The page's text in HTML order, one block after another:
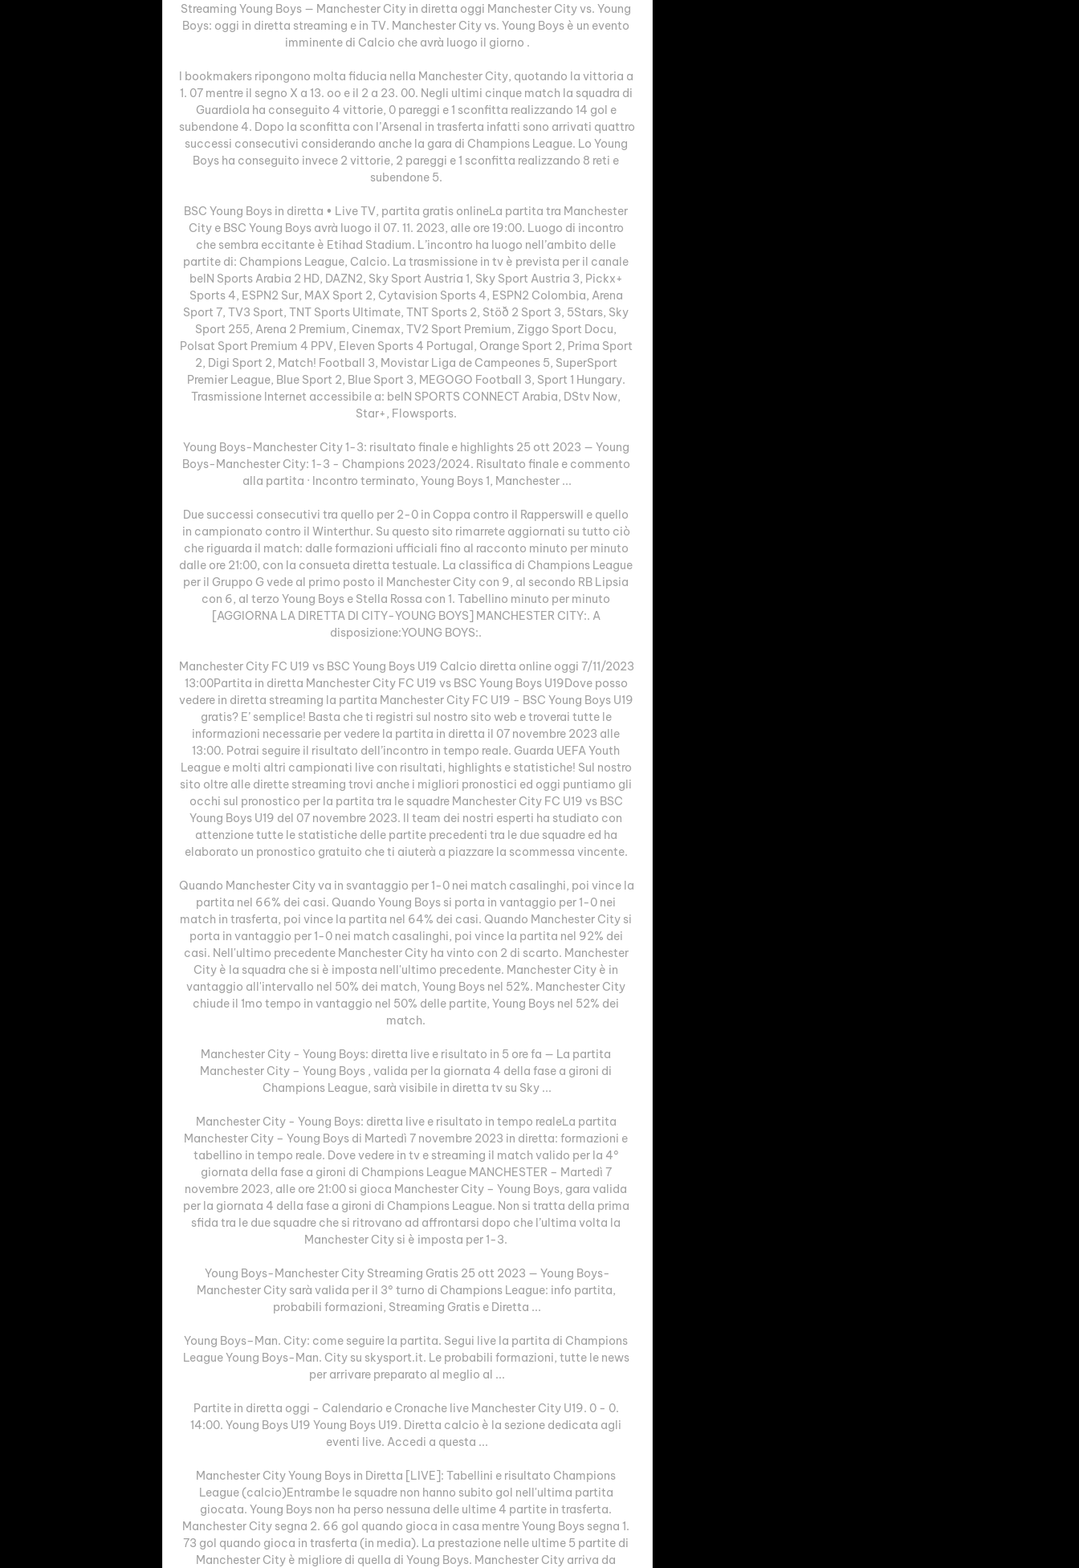
Streaming Young Boys — Manchester City in diretta oggi Manchester City vs. Young
Boys: oggi in diretta streaming e in TV. Manchester City vs. Young Boys è un evento
imminente di Calcio che avrà luogo il giorno .
I bookmakers ripongono molta fiducia nella Manchester City, quotando la vittoria a
1. 07 mentre il segno X a 13. oo e il 2 a 23. 00. Negli ultimi cinque match la squadra di
Guardiola ha conseguito 4 vittorie, 0 pareggi e 1 sconfitta realizzando 14 gol e
subendone 4. Dopo la sconfitta con l’Arsenal in trasferta infatti sono arrivati quattro
successi consecutivi considerando anche la gara di Champions League. Lo Young
Boys ha conseguito invece 2 vittorie, 2 pareggi e 1 sconfitta realizzando 8 reti e
subendone 5.
BSC Young Boys in diretta • Live TV, partita gratis onlineLa partita tra Manchester
City e BSC Young Boys avrà luogo il 07. 11. 2023, alle ore 19:00. Luogo di incontro
che sembra eccitante è Etihad Stadium. L’incontro ha luogo nell’ambito delle
partite di: Champions League, Calcio. La trasmissione in tv è prevista per il canale
beIN Sports Arabia 2 HD, DAZN2, Sky Sport Austria 1, Sky Sport Austria 3, Pickx+
Sports 4, ESPN2 Sur, MAX Sport 2, Cytavision Sports 4, ESPN2 Colombia, Arena
Sport 7, TV3 Sport, TNT Sports Ultimate, TNT Sports 2, Stöð 2 Sport 3, 5Stars, Sky
Sport 255, Arena 2 Premium, Cinemax, TV2 Sport Premium, Ziggo Sport Docu,
Polsat Sport Premium 4 PPV, Eleven Sports 4 Portugal, Orange Sport 2, Prima Sport
2, Digi Sport 2, Match! Football 3, Movistar Liga de Campeones 5, SuperSport
Premier League, Blue Sport 2, Blue Sport 3, MEGOGO Football 3, Sport 1 Hungary.
Trasmissione Internet accessibile a: beIN SPORTS CONNECT Arabia, DStv Now,
Star+, Flowsports.
Young Boys-Manchester City 1-3: risultato finale e highlights 25 ott 2023 — Young
Boys-Manchester City: 1-3 - Champions 2023/2024. Risultato finale e commento
alla partita · Incontro terminato, Young Boys 1, Manchester ...
Due successi consecutivi tra quello per 2-0 in Coppa contro il Rapperswill e quello
in campionato contro il Winterthur. Su questo sito rimarrete aggiornati su tutto ciò
che riguarda il match: dalle formazioni ufficiali fino al racconto minuto per minuto
dalle ore 21:00, con la consueta diretta testuale. La classifica di Champions League
per il Gruppo G vede al primo posto il Manchester City con 9, al secondo RB Lipsia
con 6, al terzo Young Boys e Stella Rossa con 1. Tabellino minuto per minuto
[AGGIORNA LA DIRETTA DI CITY-YOUNG BOYS] MANCHESTER CITY:. A
disposizione:YOUNG BOYS:.
Manchester City FC U19 vs BSC Young Boys U19 Calcio diretta online oggi 7/11/2023
13:00Partita in diretta Manchester City FC U19 vs BSC Young Boys U19Dove posso
vedere in diretta streaming la partita Manchester City FC U19 - BSC Young Boys U19
gratis? E’ semplice! Basta che ti registri sul nostro sito web e troverai tutte le
informazioni necessarie per vedere la partita in diretta il 07 novembre 2023 alle
13:00. Potrai seguire il risultato dell’incontro in tempo reale. Guarda UEFA Youth
League e molti altri campionati live con risultati, highlights e statistiche! Sul nostro
sito oltre alle dirette streaming trovi anche i migliori pronostici ed oggi puntiamo gli
occhi sul pronostico per la partita tra le squadre Manchester City FC U19 vs BSC
Young Boys U19 del 07 novembre 2023. Il team dei nostri esperti ha studiato con
attenzione tutte le statistiche delle partite precedenti tra le due squadre ed ha
elaborato un pronostico gratuito che ti aiuterà a piazzare la scommessa vincente.
Quando Manchester City va in svantaggio per 1-0 nei match casalinghi, poi vince la
partita nel 66% dei casi. Quando Young Boys si porta in vantaggio per 1-0 nei
match in trasferta, poi vince la partita nel 64% dei casi. Quando Manchester City si
porta in vantaggio per 1-0 nei match casalinghi, poi vince la partita nel 92% dei
casi. Nell'ultimo precedente Manchester City ha vinto con 2 di scarto. Manchester
City è la squadra che si è imposta nell'ultimo precedente. Manchester City è in
vantaggio all'intervallo nel 50% dei match, Young Boys nel 52%. Manchester City
chiude il 1mo tempo in vantaggio nel 50% delle partite, Young Boys nel 52% dei
match.
Manchester City - Young Boys: diretta live e risultato in 5 ore fa — La partita
Manchester City – Young Boys , valida per la giornata 4 della fase a gironi di
Champions League, sarà visibile in diretta tv su Sky ...
Manchester City - Young Boys: diretta live e risultato in tempo realeLa partita
Manchester City – Young Boys di Martedì 7 novembre 2023 in diretta: formazioni e
tabellino in tempo reale. Dove vedere in tv e streaming il match valido per la 4°
giornata della fase a gironi di Champions League MANCHESTER – Martedì 7
novembre 2023, alle ore 21:00 si gioca Manchester City – Young Boys, gara valida
per la giornata 4 della fase a gironi di Champions League. Non si tratta della prima
sfida tra le due squadre che si ritrovano ad affrontarsi dopo che l’ultima volta la
Manchester City si è imposta per 1-3.
Young Boys-Manchester City Streaming Gratis 25 ott 2023 — Young Boys-
Manchester City sarà valida per il 3° turno di Champions League: info partita,
probabili formazioni, Streaming Gratis e Diretta ...
Young Boys–Man. City: come seguire la partita. Segui live la partita di Champions
League Young Boys-Man. City su skysport.it. Le probabili formazioni, tutte le news
per arrivare preparato al meglio al ...
Partite in diretta oggi - Calendario e Cronache live Manchester City U19. 0 - 0.
14:00. Young Boys U19 Young Boys U19. Diretta calcio è la sezione dedicata agli
eventi live. Accedi a questa ...
Manchester City Young Boys in Diretta [LIVE]: Tabellini e risultato Champions
League (calcio)Entrambe le squadre non hanno subito gol nell'ultima partita
giocata. Young Boys non ha perso nessuna delle ultime 4 partite in trasferta.
Manchester City segna 2. 66 gol quando gioca in casa mentre Young Boys segna 1.
73 gol quando gioca in trasferta (in media). La prestazione nelle ultime 5 partite di
Manchester City è migliore di quella di Young Boys. Manchester City arriva da